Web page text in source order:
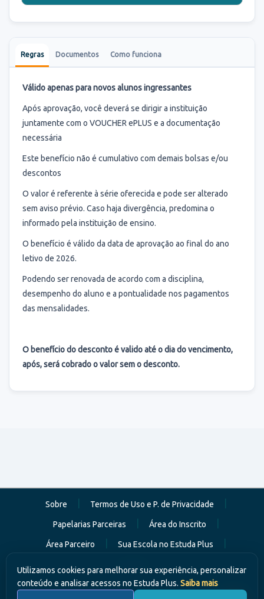
Regras Documentos Como funciona
Válido apenas para novos alunos ingressantes
Após aprovação, você deverá se dirigir a instituição
juntamente com o VOUCHER ePLUS e a documentação
necessária
Este benefício não é cumulativo com demais bolsas e/ou
descontos
O valor é referente à série oferecida e pode ser alterado
sem aviso prévio. Caso haja divergência, predomina o
informado pela instituição de ensino.
O benefício é válido da data de aprovação ao final do ano
letivo de 2026.
Podendo ser renovada de acordo com a disciplina,
desempenho do aluno e a pontualidade nos pagamentos
das mensalidades.
O benefício do desconto é valido até o dia do vencimento,
após, será cobrado o valor sem o desconto.
Sobre Termos de Uso e P. de Privacidade
Papelarias Parceiras Área do Inscrito
Área Parceiro Sua Escola no Estuda Plus
Contato
Utilizamos cookies para melhorar sua experiência, personalizar
conteúdo e analisar acessos no Estuda Plus. Saiba mais